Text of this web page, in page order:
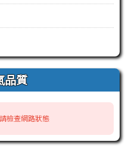
品質
檢查網路狀態